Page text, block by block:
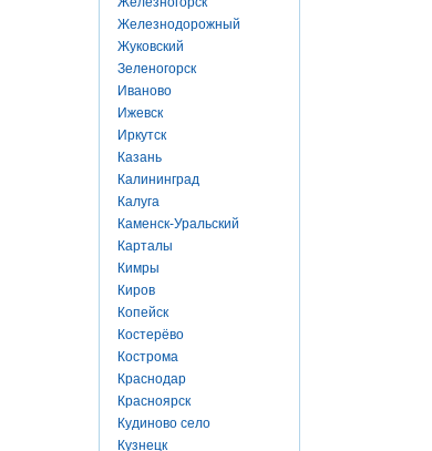
Железнодорожный
Жуковский
Зеленогорск
Иваново
Ижевск
Иркутск
Казань
Калининград
Калуга
Каменск-Уральский
Карталы
Кимры
Киров
Копейск
Костерёво
Кострома
Краснодар
Красноярск
Кудиново село
Кузнецк